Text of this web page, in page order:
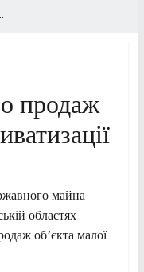
продаж
майна
областях
об’єкта малої